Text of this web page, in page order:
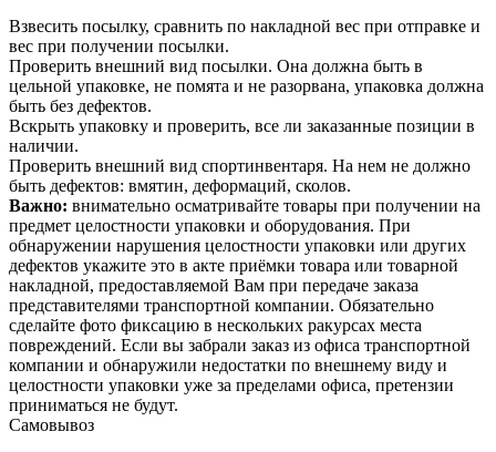
Взвесить посылку, сравнить по накладной вес при отправке и
вес при получении посылки.
Проверить внешний вид посылки. Она должна быть в
цельной упаковке, не помята и не разорвана, упаковка должна
быть без дефектов.
Вскрыть упаковку и проверить, все ли заказанные позиции в
наличии.
Проверить внешний вид спортинвентаря. На нем не должно
быть дефектов: вмятин, деформаций, сколов.
Важно: внимательно осматривайте товары при получении на
предмет целостности упаковки и оборудования. При
обнаружении нарушения целостности упаковки или других
дефектов укажите это в акте приёмки товара или товарной
накладной, предоставляемой Вам при передаче заказа
представителями транспортной компании. Обязательно
сделайте фото фиксацию в нескольких ракурсах места
повреждений. Если вы забрали заказ из офиса транспортной
компании и обнаружили недостатки по внешнему виду и
целостности упаковки уже за пределами офиса, претензии
приниматься не будут.
Самовывоз